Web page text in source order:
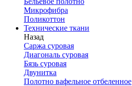
Микрофибра
Поликоттон
Технические ткани
Назад
Саржа суровая
Диагональ суровая
Бязь суровая
Двунитка
Полотно вафельное отбеленное